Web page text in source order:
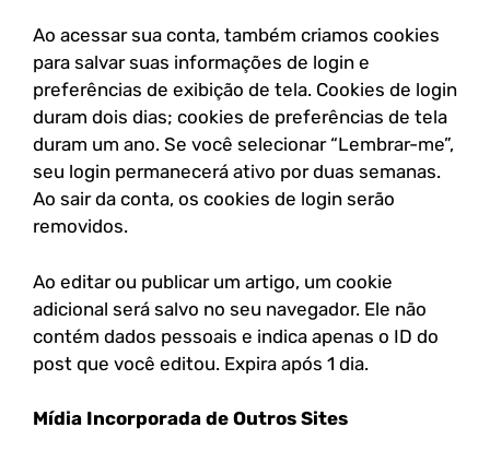
Ao acessar sua conta, também criamos cookies
para salvar suas informações de login e
preferências de exibição de tela. Cookies de login
duram dois dias; cookies de preferências de tela
duram um ano. Se você selecionar “Lembrar-me”,
seu login permanecerá ativo por duas semanas.
Ao sair da conta, os cookies de login serão
removidos.
Ao editar ou publicar um artigo, um cookie
adicional será salvo no seu navegador. Ele não
contém dados pessoais e indica apenas o ID do
post que você editou. Expira após 1 dia.
Mídia Incorporada de Outros Sites